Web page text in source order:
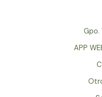
Gpo.
APP